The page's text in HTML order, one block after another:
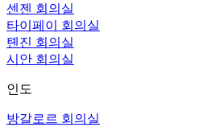
센젠 회의실
타이페이 회의실
톈진 회의실
시안 회의실
인도
방갈로르 회의실